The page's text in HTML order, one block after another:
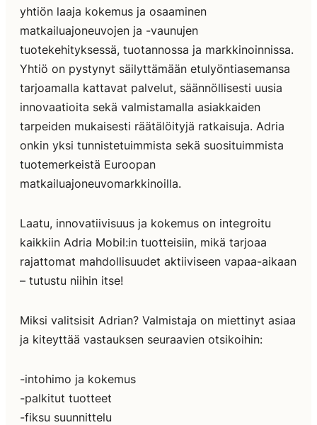
yhtiön laaja kokemus ja osaaminen
matkailuajoneuvojen ja -vaunujen
tuotekehityksessä, tuotannossa ja markkinoinnissa.
Yhtiö on pystynyt säilyttämään etulyöntiasemansa
tarjoamalla kattavat palvelut, säännöllisesti uusia
innovaatioita sekä valmistamalla asiakkaiden
tarpeiden mukaisesti räätälöityjä ratkaisuja. Adria
onkin yksi tunnistetuimmista sekä suosituimmista
tuotemerkeistä Euroopan
matkailuajoneuvomarkkinoilla.
Laatu, innovatiivisuus ja kokemus on integroitu
kaikkiin Adria Mobil:in tuotteisiin, mikä tarjoaa
rajattomat mahdollisuudet aktiiviseen vapaa-aikaan
– tutustu niihin itse!
Miksi valitsisit Adrian? Valmistaja on miettinyt asiaa
ja kiteyttää vastauksen seuraavien otsikoihin:
-intohimo ja kokemus
-palkitut tuotteet
-fiksu suunnittelu